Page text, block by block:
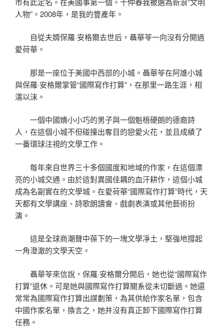
人物”。2008年，是我的豐產年。
自從夫婿保羅·安格爾去世后，聶華苓一向沒有分開過
愛荷華。
那是一座位于美國中西部的小城。聶華苓在阿誰小城
與保羅·安格爾掌管“國際寫作打算”，在那里一路生涯，相
濡以沫。
一個中國嬌小小巧的男子與一個魁梧硬朗的德裔詩
人，在這個小城不但碰撞出奪目的戀愛火花，並且成績了
一番環球注視的文學工作。
每年來自世界三十多個國度和地域的作家，在這個漂
亮的小城交通。由於這對異國佳耦的血汗耕作，這個小城
成為名副實在的文學城。在愛荷華“國際寫作打算”時代，天
天都有文學講座、詩歌朗讀會、戲劇表演或其他藝術扮
演。
這是全球商潮聲中葆下的一塊文學凈土，堅強地撐起
一角澄澈的文學天空。
聶華苓來信說，保羅·安格爾分開后，她也從“國際寫作
打算”退休。可是她與國際寫作打算關系從未切斷過。她還
常常為國際寫作打算出謀劃策，為其供給作家名單，包含
中國作家名單，換言之，她并沒有真正卸下國際寫作打算
任務。